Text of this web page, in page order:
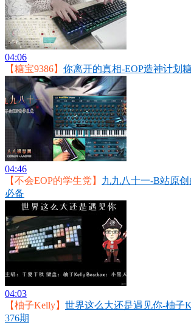
04:06
【糖宝9386】 你离开的真相-EOP造神计划
04:46
【不会EOP的学生党】 九九八十一-B站原
必备
04:03
【柚子Kelly】 世界这么大还是遇见你-柚子
376期